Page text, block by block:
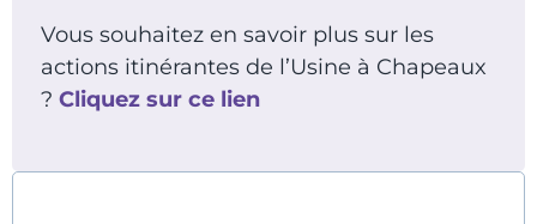
Vous souhaitez en savoir plus sur les
actions itinérantes de l’Usine à Chapeaux
? Cliquez sur ce lien